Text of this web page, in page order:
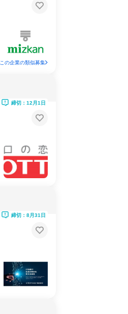
この企業の類似募集
締切：12月1日
締切：8月31日